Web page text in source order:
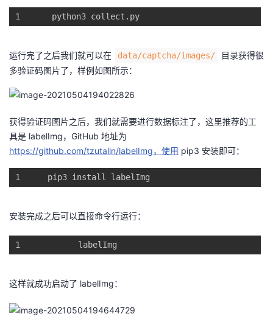
1 python3 collect. py
运行完了之后我们就可以在 data/captcha/images/
目录获得很
多验证码图片了，样例如图所示：
获得验证码图片之后，我们就需要进行数据标注了，这里推荐的工
具是 labelImg，GitHub 地址为
https://github.com/tzutalin/labelImg，使用 pip3 安装即可：
1 pip3 install labelImg
安装完成之后可以直接命令行运行：
1 labelImg
这样就成功启动了 labelImg：